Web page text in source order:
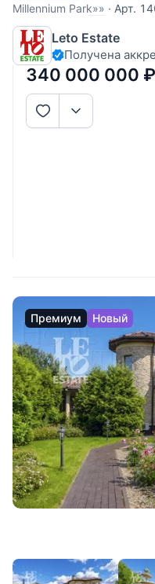
Millennium Park»» · Арт.
вниманию дом “под
коттеджном поселке
19 км от МКАД по
отделан и меблирован,
Leto Estate
Получена
340 000 000 ₽
Премиум Новый